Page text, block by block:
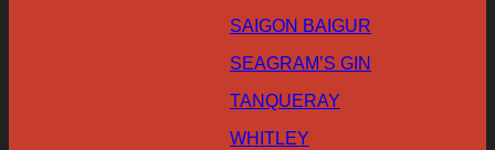
SAIGON BAIGUR
SEAGRAM’S GIN
TANQUERAY
WHITLEY